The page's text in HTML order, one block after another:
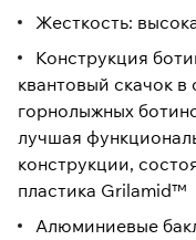
Жесткость:
Конструкция
квантовый скачок
горнолыжных
лучшая
конструкции,
пластика Grilamid™
Алюминиевые